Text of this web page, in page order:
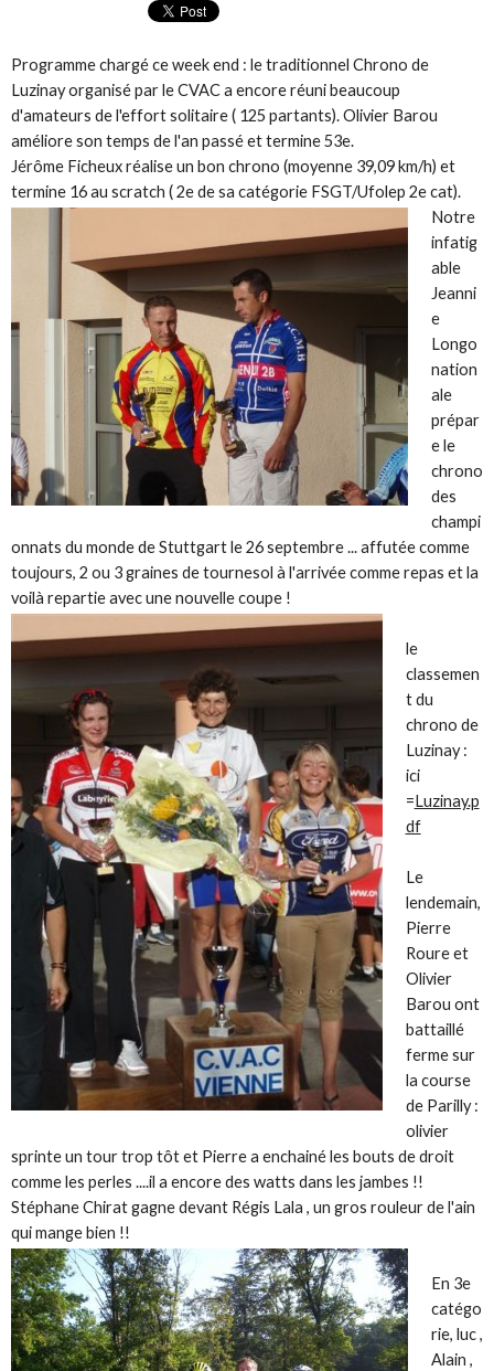
Programme chargé ce week end : le traditionnel Chrono de
Luzinay organisé par le CVAC a encore réuni beaucoup
d'amateurs de l'effort solitaire ( 125 partants). Olivier Barou
améliore son temps de l'an passé et termine 53e.
Jérôme Ficheux réalise un bon chrono (moyenne 39,09 km/h) et
termine 16 au scratch ( 2e de sa catégorie FSGT/Ufolep 2e cat).
Notre
infatig
able
Jeanni
e
Longo
nation
ale
prépar
e le
chrono
des
champi
onnats du monde de Stuttgart le 26 septembre ... affutée comme
toujours, 2 ou 3 graines de tournesol à l'arrivée comme repas et la
voilà repartie avec une nouvelle coupe !
le
classemen
t du
chrono de
Luzinay :
ici
=Luzinay.p
df
Le
lendemain,
Pierre
Roure et
Olivier
Barou ont
battaillé
ferme sur
la course
de Parilly :
olivier
sprinte un tour trop tôt et Pierre a enchainé les bouts de droit
comme les perles ....il a encore des watts dans les jambes !!
Stéphane Chirat gagne devant Régis Lala , un gros rouleur de l'ain
qui mange bien !!
En 3e
catégo
rie, luc ,
Alain ,